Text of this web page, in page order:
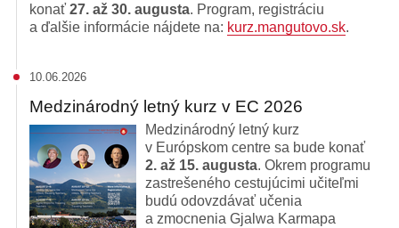
konať 27. až 30. augusta. Program, registráciu
a ďalšie informácie nájdete na: kurz.mangutovo.sk.
Medzinárodný letný kurz v EC 2026
10.06.2026
Medzinárodný letný kurz
v Európskom centre sa bude konať
2. až 15. augusta. Okrem programu
zastrešeného cestujúcimi učiteľmi
budú odovzdávať učenia
a zmocnenia Gjalwa Karmapa